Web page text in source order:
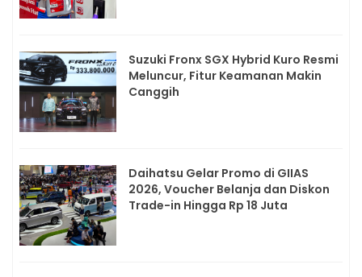
Suzuki Fronx SGX Hybrid Kuro Resmi
Meluncur, Fitur Keamanan Makin
Canggih
Daihatsu Gelar Promo di GIIAS
2026, Voucher Belanja dan Diskon
Trade-in Hingga Rp 18 Juta